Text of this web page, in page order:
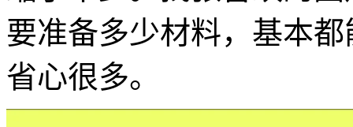
要准备多少材料，基本
省心很多。